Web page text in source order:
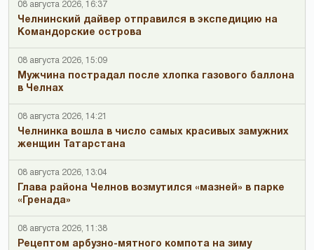
08 августа 2026, 16:37
Челнинский дайвер отправился в экспедицию на
Командорские острова
08 августа 2026, 15:09
Мужчина пострадал после хлопка газового баллона
в Челнах
08 августа 2026, 14:21
Челнинка вошла в число самых красивых замужних
женщин Татарстана
08 августа 2026, 13:04
Глава района Челнов возмутился «мазней» в парке
«Гренада»
08 августа 2026, 11:38
Рецептом арбузно-мятного компота на зиму